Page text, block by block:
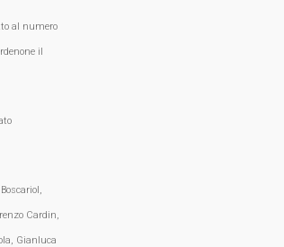
al numero
il
Cardin,
Gianluca